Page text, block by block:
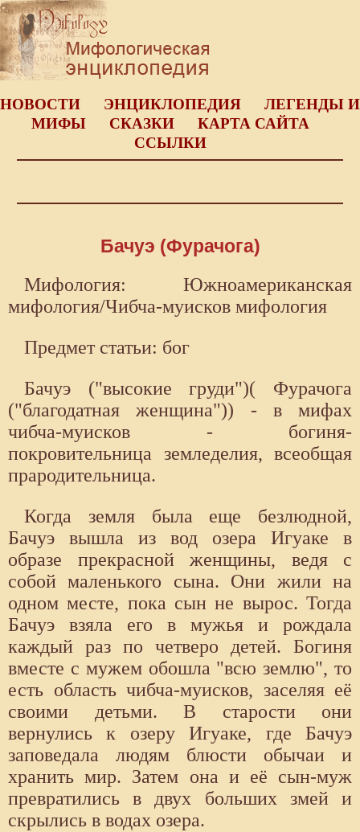
НОВОСТИ ЭНЦИКЛОПЕДИЯ
ЛЕГЕНДЫ И
МИФЫ
СКАЗКИ
КАРТА САЙТА
ССЫЛКИ
Бачуэ (Фурачога)
Мифология: Южноамериканская
мифология/Чибча-муисков мифология
Предмет статьи: бог
Бачуэ ("высокие груди")( Фурачога
("благодатная женщина")) - в мифах
чибча-муисков - богиня-
покровительница земледелия, всеобщая
прародительница.
Когда земля была еще безлюдной,
Бачуэ вышла из вод озера Игуаке в
образе прекрасной женщины, ведя с
собой маленького сына. Они жили на
одном месте, пока сын не вырос. Тогда
Бачуэ взяла его в мужья и рождала
каждый раз по четверо детей. Богиня
вместе с мужем обошла "всю землю", то
есть область чибча-муисков, заселяя её
своими детьми. В старости они
вернулись к озеру Игуаке, где Бачуэ
заповедала людям блюсти обычаи и
хранить мир. Затем она и её сын-муж
превратились в двух больших змей и
скрылись в водах озера.